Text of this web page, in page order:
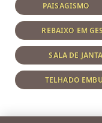
PAISAGISMO
REBAIXO EM
SALA DE
TELHADO